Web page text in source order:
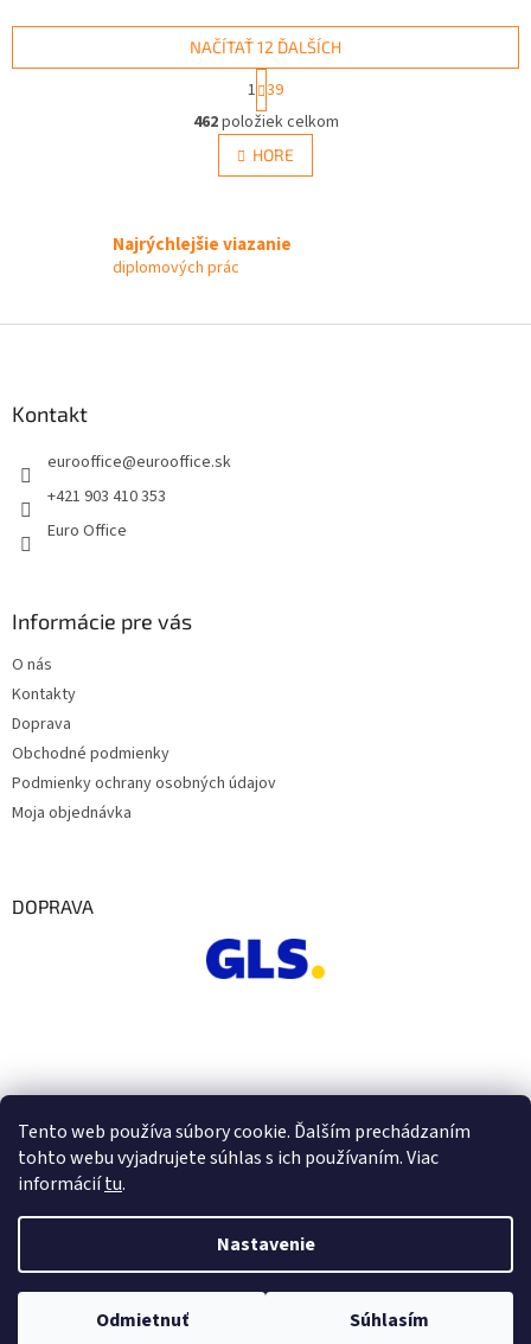
Tento web používa súbory cookie. Ďalším prechádzaním
tohto webu vyjadrujete súhlas s ich používaním. Viac
informáciítu.
Nastavenie
Odmietnuť Súhlasím
O
v
l
á
c
NAČÍTAŤ 12 ĎALŠÍCH
t
r
á
n
k
a
1 39
462položiek celkom
HORE
Najrýchlejšie viazanie
diplomových prác
Kontakt
eurooffice@eurooffice.sk
+421 903 410 353
Euro Office
Informácie pre vás
O nás
Kontakty
Doprava
Obchodné podmienky
Podmienky ochrany osobných údajov
Moja objednávka
DOPRAVA
Vytvoril Shoptet
Copyright 2026Euro Office . Všetky práva vyhradené.